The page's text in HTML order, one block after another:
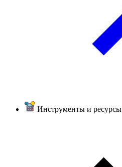
Инструменты и ресурсы